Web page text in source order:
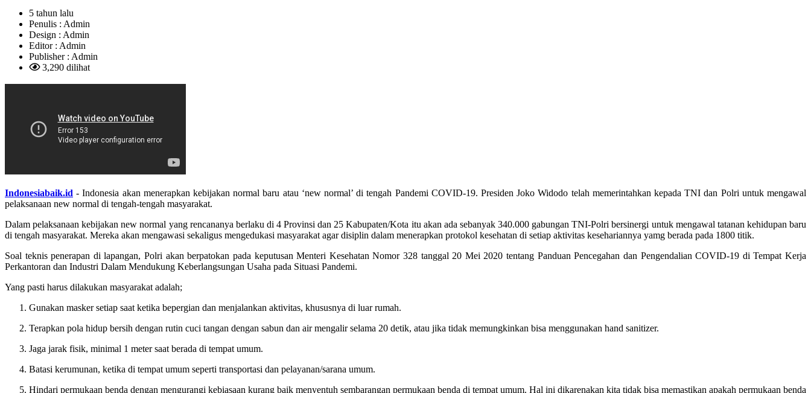
5 tahun lalu
Penulis : Admin
Design : Admin
Editor : Admin
Publisher : Admin
3,290 dilihat
Indonesiabaik.id - Indonesia akan menerapkan kebijakan normal baru atau ‘new normal’ di tengah Pandemi COVID-19. Presiden Joko Widodo telah memerintahkan kepada TNI dan Polri untuk mengawal
pelaksanaan new normal di tengah-tengah masyarakat.
Dalam pelaksanaan kebijakan new normal yang rencananya berlaku di 4 Provinsi dan 25 Kabupaten/Kota itu akan ada sebanyak 340.000 gabungan TNI-Polri bersinergi untuk mengawal tatanan kehidupan baru
di tengah masyarakat. Mereka akan mengawasi sekaligus mengedukasi masyarakat agar disiplin dalam menerapkan protokol kesehatan di setiap aktivitas kesehariannya yamg berada pada 1800 titik.
Soal teknis penerapan di lapangan, Polri akan berpatokan pada keputusan Menteri Kesehatan Nomor 328 tanggal 20 Mei 2020 tentang Panduan Pencegahan dan Pengendalian COVID-19 di Tempat Kerja
Perkantoran dan Industri Dalam Mendukung Keberlangsungan Usaha pada Situasi Pandemi.
Yang pasti harus dilakukan masyarakat adalah;
Gunakan masker setiap saat ketika bepergian dan menjalankan aktivitas, khususnya di luar rumah.
Terapkan pola hidup bersih dengan rutin cuci tangan dengan sabun dan air mengalir selama 20 detik, atau jika tidak memungkinkan bisa menggunakan hand sanitizer.
Jaga jarak fisik, minimal 1 meter saat berada di tempat umum.
Batasi kerumunan, ketika di tempat umum seperti transportasi dan pelayanan/sarana umum.
Hindari permukaan benda dengan mengurangi kebiasaan kurang baik menyentuh sembarangan permukaan benda di tempat umum. Hal ini dikarenakan kita tidak bisa memastikan apakah permukaan benda